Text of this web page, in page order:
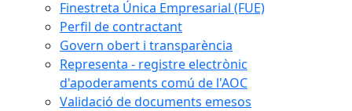
Finestreta Única Empresarial (FUE)
Perfil de contractant
Govern obert i transparència
Representa - registre electrònic
d'apoderaments comú de l'AOC
Validació de documents emesos